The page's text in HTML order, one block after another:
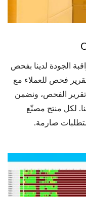
الجودة لدينا بفحص
فحص للعملاء مع
الفحص، ونضمن
لكل منتج مصنّع
صارمة.